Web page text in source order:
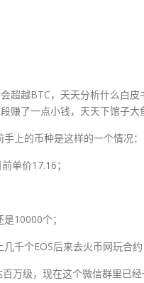
超越BTC，天天分析什么白皮
赚了一点小钱，天天下馆子大
上的币种是这样的一个情况：
单价17.16；
10000个；
千个EOS后来去火币网玩合约
万级，现在这个微信群里已